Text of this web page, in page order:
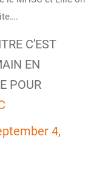
C'EST
EN
POUR
4,